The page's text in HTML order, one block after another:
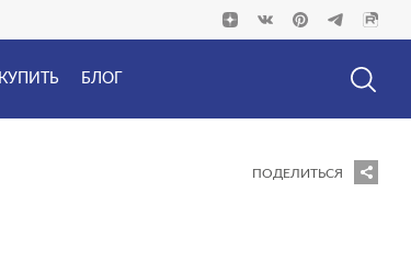
КУПИТЬ БЛОГ
ПОДЕЛИТЬСЯ